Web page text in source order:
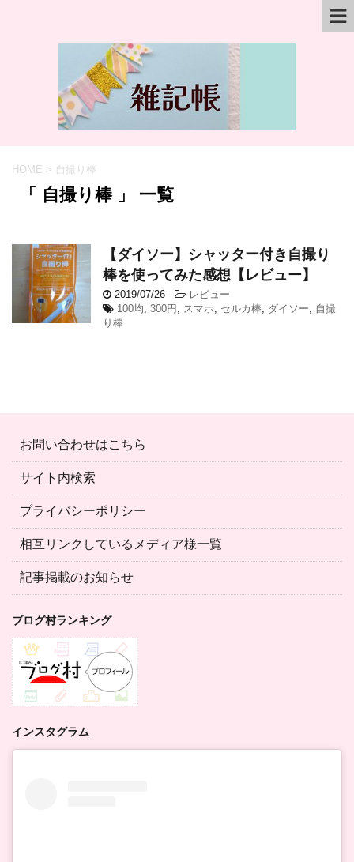
HOME > 自撮り棒
「 自撮り棒 」 一覧
【ダイソー】シャッター付き自撮り
棒を使ってみた感想【レビュー】
2019/07/26 -レビュー
100均, 300円 , スマホ, セルカ棒, ダイソー, 自撮
り棒
お問い合わせはこちら
サイト内検索
プライバシーポリシー
相互リンクしているメディア様一覧
記事掲載のお知らせ
ブログ村ランキング
インスタグラム